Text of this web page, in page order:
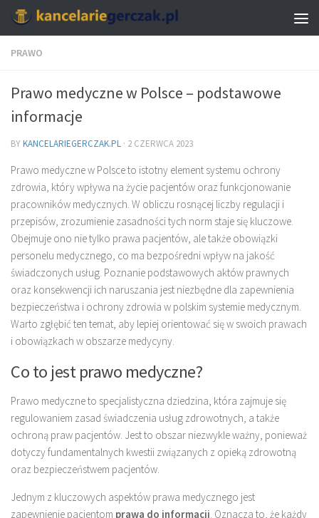
PRAWO
Prawo medyczne w Polsce – podstawowe
informacje
BYKANCELARIEGERCZAK.PL · 2 CZERWCA 2023
Prawo medyczne w Polsce to istotny element systemu ochrony
zdrowia, który wpływa na życie pacjentów oraz funkcjonowanie
pracowników medycznych. W obliczu rosnącej liczby regulacji i
przepisów, zrozumienie zasadności tych norm staje się kluczowe.
Obejmuje ono nie tylko prawa pacjentów, ale także obowiązki
personelu medycznego, co ma bezpośredni wpływ na jakość
świadczonych usług. Poznanie podstawowych aktów prawnych
oraz konsekwencji ich naruszania jest niezbędne dla zapewnienia
bezpieczeństwa i ochrony zdrowia w polskim systemie medycznym.
Warto zgłębić ten temat, aby lepiej orientować się w swoich prawach
i obowiązkach w obszarze medycyny.
Co to jest prawo medyczne?
Prawo medyczne to specjalistyczna dziedzina, która zajmuje się
regulowaniem zasad świadczenia usług zdrowotnych, a także
ochroną praw pacjentów. Jest to obszar niezwykle ważny, ponieważ
dotyczy fundamentalnych kwestii związanych z opieką zdrowotną
oraz bezpieczeństwem pacjentów.
Jednym z kluczowych aspektów prawa medycznego jest
zapewnienie pacjentom prawa do informacji. Oznacza to, że każdy